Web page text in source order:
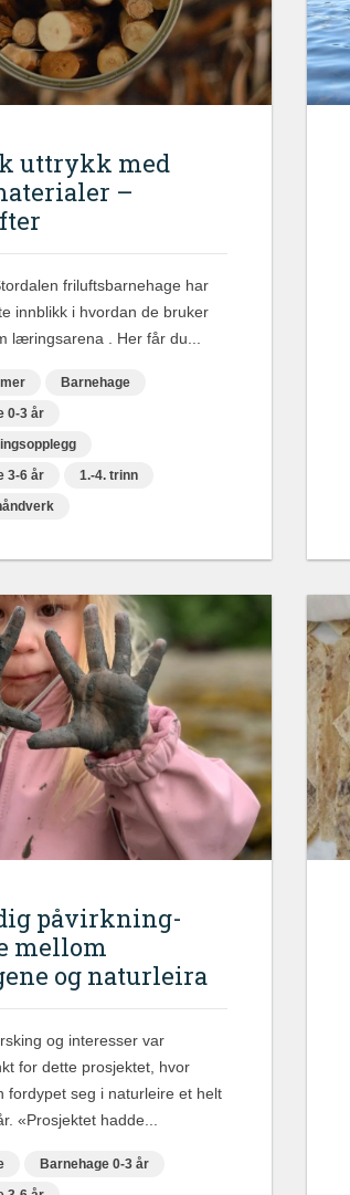
uttrykk med
–
friluftsbarnehage har
innblikk i hvordan de bruker
læringsarena . Her får du...
Barnehage
0-3 år
3-6 år
1.-4. trinn
påvirkning-
mellom
og naturleira
og interesser var
for dette prosjektet, hvor
fordypet seg i naturleire et helt
«Prosjektet hadde...
Barnehage 0-3 år